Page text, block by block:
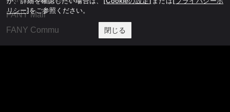
FANY Mall
FANY Commu
リシー]をご参照ください。
閉じる